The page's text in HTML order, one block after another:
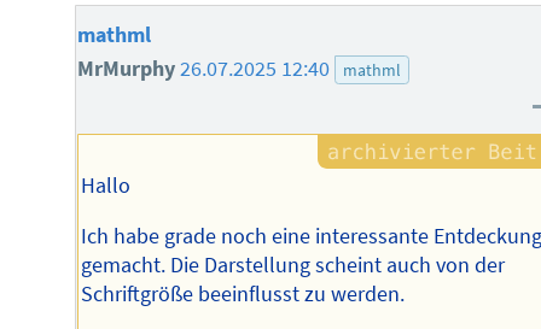
mathml
MrMurphy26.07.2025 12:40 mathml
Hallo
Ich habe grade noch eine interessante
gemacht. Die Darstellung scheint auch von der
Schriftgröße beeinflusst zu werden.